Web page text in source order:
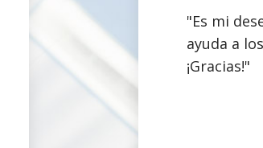
"Es mi
ayuda a
¡Gracias!"